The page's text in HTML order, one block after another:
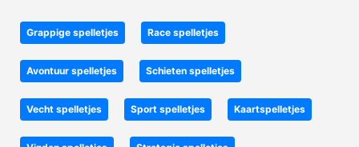
Grappige spelletjes Race spelletjes
Avontuur spelletjes Schieten spelletjes
Vecht spelletjes Sport spelletjes Kaartspelletjes